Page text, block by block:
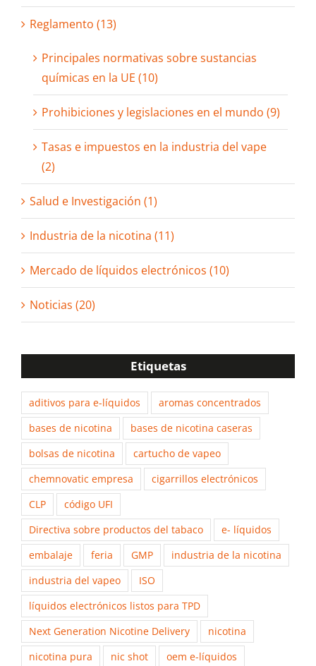
Reglamento (13)
Principales normativas sobre sustancias
químicas en la UE (10)
Prohibiciones y legislaciones en el mundo (9)
Tasas e impuestos en la industria del vape
(2)
Salud e Investigación (1)
Industria de la nicotina (11)
Mercado de líquidos electrónicos (10)
Noticias (20)
Etiquetas
aditivos para e-líquidos
aromas concentrados
bases de nicotina
bases de nicotina caseras
bolsas de nicotina
cartucho de vapeo
chemnovatic empresa
cigarrillos electrónicos
CLP
código UFI
Directiva sobre productos del tabaco
e- líquidos
embalaje
feria GMP
industria de la nicotina
industria del vapeo
ISO
líquidos electrónicos listos para TPD
Next Generation Nicotine Delivery
nicotina
nicotina pura
nic shot
oem e-líquidos